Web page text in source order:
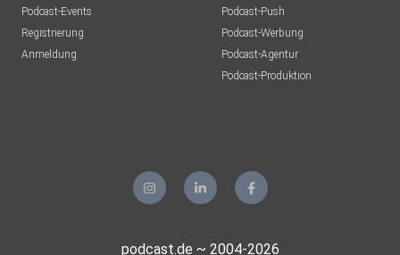
Podcast-Events
Registrierung
Anmeldung
Podcast-Push
Podcast-Werbung
Podcast-Agentur
Podcast-Produktion
podcast.de ~ 2004-2026